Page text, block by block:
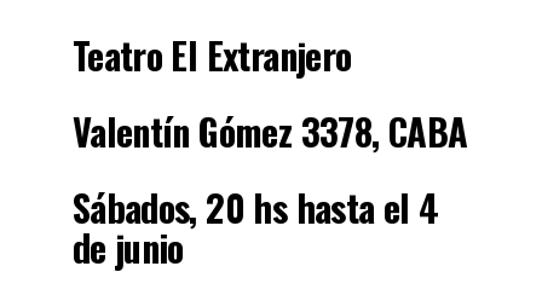
Teatro El Extranjero
Valentín Gómez 3378, CABA
Sábados, 20 hs hasta el 4
de junio